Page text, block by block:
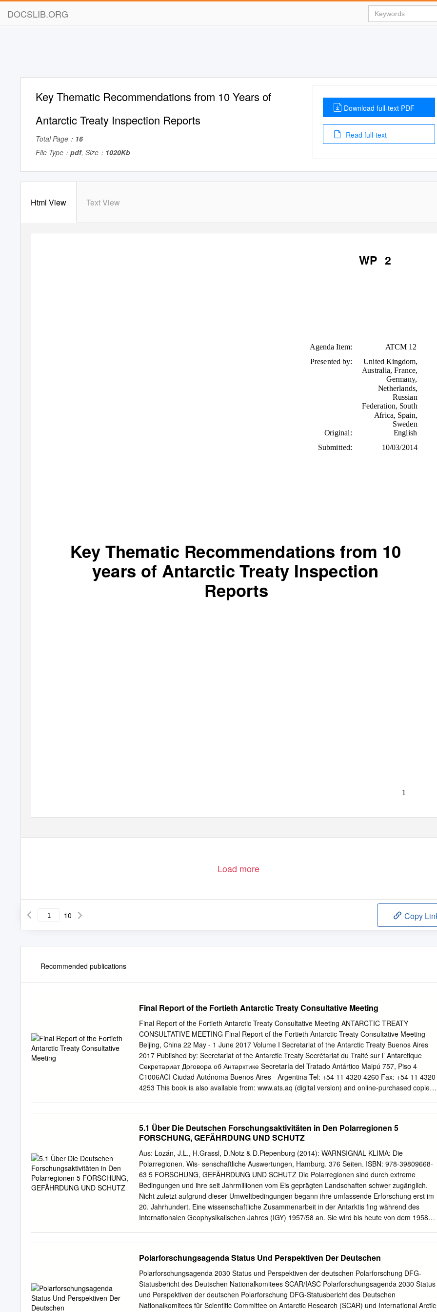
DOCSLIB.ORG
Key Thematic Recommendations from 10 Years of
Antarctic Treaty Inspection Reports
Total Page： 16
File Type： pdf, Size： 1020Kb
Download full-text PDF
Read full-text
Html View Text View
WP 2
Agenda Item:
ATCM 12
Presented by:
United Kingdom,
Australia, France,
Germany,
Netherlands,
Russian
Federation, South
Africa, Spain,
Sweden
Original:
English
Submitted:
10/03/2014
Key Thematic Recommendations from 10
years of Antarctic Treaty Inspection
Reports
1
Load more
10 Copy
Recommended publications
Final Report of the Fortieth Antarctic Treaty Consultative Meeting
Final Report of the Fortieth Antarctic Treaty Consultative Meeting ANTARCTIC TREATY
CONSULTATIVE MEETING Final Report of the Fortieth Antarctic Treaty Consultative Meeting
Beijing, China 22 May - 1 June 2017 Volume I Secretariat of the Antarctic Treaty Buenos Aires
2017 Published by: Secretariat of the Antarctic Treaty Secrétariat du Traité sur l’ Antarctique
Секретариат Договора об Антарктике Secretaría del Tratado Antártico Maipú 757, Piso 4
C1006ACI Ciudad Autónoma Buenos Aires - Argentina Tel: +54 11 4320 4260 Fax: +54 11 4320
4253 This book is also available from: www.ats.aq (digital version) and online-purchased copies.
Working Groups and Allocation of Items 201 Appendix 2: Host Country Communique 203 PART
II. MEASURES, DECISIONS AND RESOLUTIONS 205 1. Measures 207 Measure 1 (2017):
Antarctic Specially Protected Area No. 109 (Moe Island, South Orkney Islands): Revised
Management Plan 209 Measure 2 (2017): Antarctic Specially Protected Area No. 110 (Lynch
Island, South Orkney Islands): Revised Management Plan 211 Measure 3 (2017): Antarctic
Specially Protected Area No. 111 (Southern Powell Island and adjacent islands, South Orkney
Islands): Revised Management Plan 213 Measure 4 (2017): Antarctic Specially Protected Area
No. 115 (Lagotellerie Island, Marguerite Bay, Graham Land): Revised Management Plan 215
Measure 5 (2017): Antarctic Specially Protected Area No. 129 (Rothera Point, Adelaide Island):
5.1 Über Die Deutschen Forschungsaktivitäten in Den Polarregionen 5
FORSCHUNG, GEFÄHRDUNG UND SCHUTZ
Aus: Lozán, J.L., H.Grassl, D.Notz & D.Piepenburg (2014): WARNSIGNAL KLIMA: Die
Polarregionen. Wis- senschaftliche Auswertungen, Hamburg. 376 Seiten. ISBN: 978-39809668-
63 5 FORSCHUNG, GEFÄHRDUNG UND SCHUTZ Die Polarregionen sind durch extreme
Bedingungen und ihre seit Jahrmillionen vom Eis geprägten Landschaften schwer zugänglich.
Nicht zuletzt aufgrund dieser Umweltbedingungen begann ihre umfassende Erforschung erst im
20. Jahrhundert. Eine wissenschaftliche Zusammenarbeit in der Antarktis fing während des
Internationalen Geophysikalischen Jahres (IGY) 1957/58 an. Sie wird bis heute von dem 1958
friedliche Nutzung und die internationale wissenschaftliche Kooperation langfristig festschrieb.
heute traten weitere 36 Staaten diesem Vertragswerk bei. Sein Konsultativstatus fordert
einerseits »conduc- ting substantial research activities« und gewährt andererseits Mitsprache bei
der Verabschiedung von Empfeh- lungen, Entscheidungen und Beschlüssen. Eine internationale
Zusammenarbeit zur Erforschung der Arktis war während des »Kalten Krieges« aus- sichtslos.
Polarforschungsagenda Status Und Perspektiven Der Deutschen
Polarforschungsagenda 2030 Status und Perspektiven der deutschen Polarforschung DFG-
Statusbericht des Deutschen Nationalkomitees SCAR/IASC Polarforschungsagenda 2030 Status
und Perspektiven der deutschen Polarforschung DFG-Statusbericht des Deutschen
Nationalkomitees für Scientiﬁc Committee on Antarctic Research (SCAR) und International Arctic